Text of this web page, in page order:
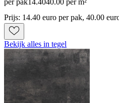
per pak14.4040.00 per m²
Prijs: 14.40 euro per pak, 40.00
Bekijk alles in tegel